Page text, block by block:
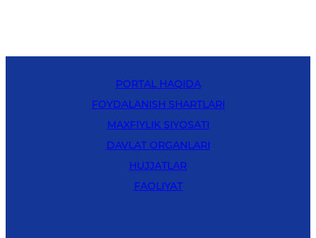
PORTAL HAQIDA
FOYDALANISH SHARTLARI
MAXFIYLIK SIYOSATI
DAVLAT ORGANLARI
HUJJATLAR
FAOLIYAT